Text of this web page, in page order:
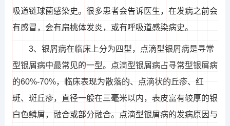
吸道链球菌感染史。很多患者会告诉医生，在发病之前会
有感冒，会有扁桃体发炎，或有呼吸道感染病史。
3、银屑病在临床上分为四型，点滴型银屑病是寻常
型银屑病中最常见的一型。点滴型银屑病占寻常型银屑病
的60%-70%，临床表现为散落的、点滴状的丘疹、红
斑、斑丘疹，直径一般在三毫米以内，表皮富有较厚的银
白色鳞屑，融合或部分融合。点滴型银屑病的发病原因与